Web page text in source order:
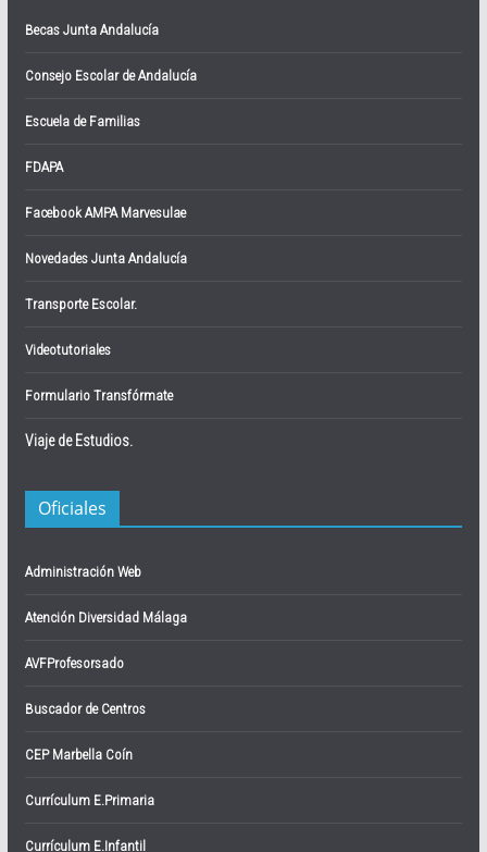
Becas Junta Andalucía
Consejo Escolar de Andalucía
Escuela de Familias
FDAPA
Facebook AMPA Marvesulae
Novedades Junta Andalucía
Transporte Escolar.
Videotutoriales
Formulario Transfórmate
Viaje de Estudios.
Oficiales
Administración Web
Atención Diversidad Málaga
AVFProfesorsado
Buscador de Centros
CEP Marbella Coín
Currículum E.Primaria
Currículum E.Infantil